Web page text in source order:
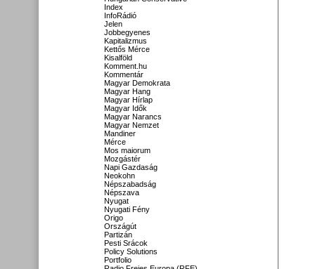
Index
InfoRádió
Jelen
Jobbegyenes
Kapitalizmus
Kettős Mérce
Kisalföld
Komment.hu
Kommentár
Magyar Demokrata
Magyar Hang
Magyar Hírlap
Magyar Idők
Magyar Narancs
Magyar Nemzet
Mandiner
Mérce
Mos maiorum
Mozgástér
Napi Gazdaság
Neokohn
Népszabadság
Népszava
Nyugat
Nyugati Fény
Origo
Országút
Partizán
Pesti Srácok
Policy Solutions
Portfolio